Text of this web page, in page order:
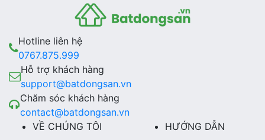
Hotline liên hệ
0767.875.999
Hỗ trợ khách hàng
support@batdongsan.vn
Chăm sóc khách hàng
contact@batdongsan.vn
VỀ CHÚNG TÔI
HƯỚNG DẪN